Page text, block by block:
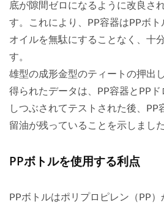
底が隙間ゼロになるように改良さ
す。これにより、PP容器はPPボ
オイルを無駄にすることなく、十
す。
雄型の成形金型のティートの押出
得られたデータは、PP容器とPP
しつぶされてテストされた後、PP
留油が残っていることを示しました
PPボトルを使用する利点
PPボトルはポリプロピレン（PP